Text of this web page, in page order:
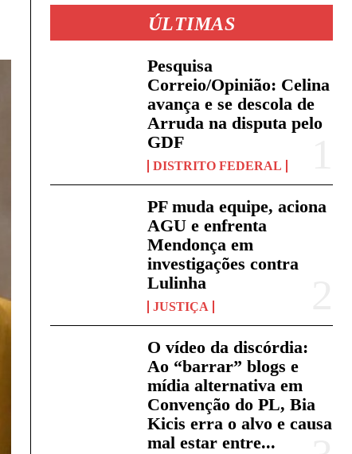
ÚLTIMAS
Pesquisa
Correio/Opinião: Celina
avança e se descola de
Arruda na disputa pelo
GDF
DISTRITO FEDERAL
PF muda equipe, aciona
AGU e enfrenta
Mendonça em
investigações contra
Lulinha
JUSTIÇA
O vídeo da discórdia:
Ao “barrar” blogs e
mídia alternativa em
Convenção do PL, Bia
Kicis erra o alvo e causa
mal estar entre...